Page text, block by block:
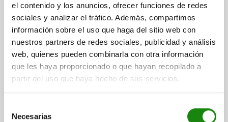
el contenido y los anuncios, ofrecer funciones de redes
sociales y analizar el tráfico. Además, compartimos
información sobre el uso que haga del sitio web con
nuestros partners de redes sociales, publicidad y análisis
web, quienes pueden combinarla con otra información
que les haya proporcionado o que hayan recopilado a
partir del uso que haya hecho de sus servicios.
Necesarias
$35.60
más IVA.
más gastos de envío
DETALLES
06091